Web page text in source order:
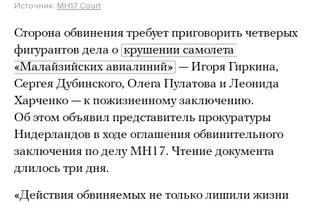
Источник: MH17 Court
Сторона обвинения требует приговорить четверых
фигурантов дела о крушении самолета
«Малайзийских авиалиний» — Игоря Гиркина,
Сергея Дубинского, Олега Пулатова и Леонида
Харченко — к пожизненному заключению.
Об этом объявил представитель прокуратуры
Нидерландов в ходе оглашения обвинительного
заключения по делу MH17. Чтение документа
длилось три дня.
«Действия обвиняемых не только лишили жизни